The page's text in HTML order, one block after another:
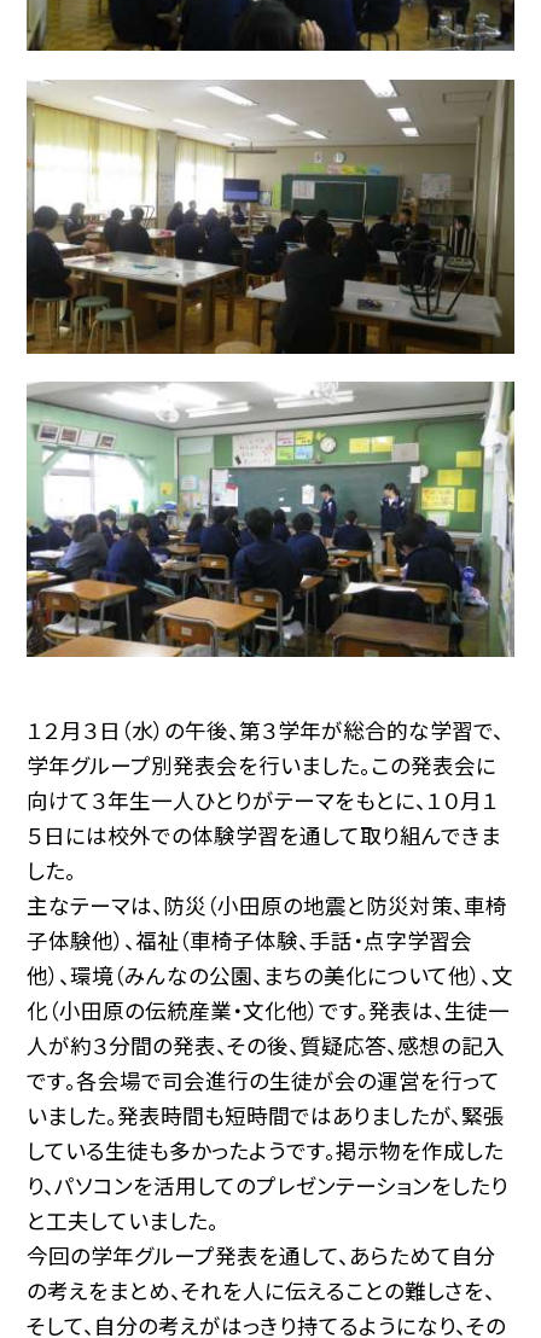
１２月３日（水）の午後、第３学年が総合的な学習で、
学年グループ別発表会を行いました。この発表会に
向けて３年生一人ひとりがテーマをもとに、１０月１
５日には校外での体験学習を通して取り組んできま
した。
主なテーマは、防災（小田原の地震と防災対策、車椅
子体験他）、福祉（車椅子体験、手話・点字学習会
他）、環境（みんなの公園、まちの美化について他）、文
化（小田原の伝統産業・文化他）です。発表は、生徒一
人が約３分間の発表、その後、質疑応答、感想の記入
です。各会場で司会進行の生徒が会の運営を行って
いました。発表時間も短時間ではありましたが、緊張
している生徒も多かったようです。掲示物を作成した
り、パソコンを活用してのプレゼンテーションをしたり
と工夫していました。
今回の学年グループ発表を通して、あらためて自分
の考えをまとめ、それを人に伝えることの難しさを、
そして、自分の考えがはっきり持てるようになり、その